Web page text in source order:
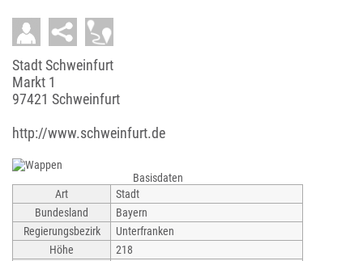
Stadt Schweinfurt
Markt 1
97421 Schweinfurt
http://www.schweinfurt.de
Basisdaten
Art
Stadt
Bundesland
Bayern
Regierungsbezirk
Unterfranken
Höhe
218